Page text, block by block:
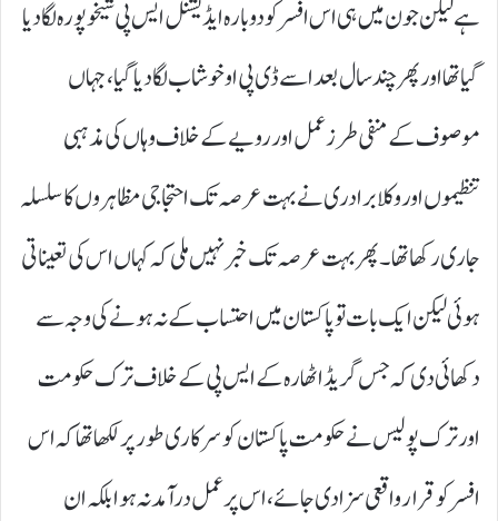
ہے لیکن جون میں ہی اس افسر کو دوبارہ ایڈیشنل ایس پی شیخوپورہ لگا دیا
گیا تھا اور پھر چند سال بعد اسے ڈی پی او خوشاب لگا دیا گیا، جہاں
موصوف کے منفی طرز عمل اور رویے کے خلاف وہاں کی مذہبی
تنظیموں اور وکلا برادری نے بہت عرصہ تک احتجاجی مظاہروں کا سلسلہ
جاری رکھا تھا۔ پھر بہت عرصہ تک خبر نہیں ملی کہ کہاں اس کی تعیناتی
ہوئی لیکن ایک بات تو پاکستان میں احتساب کے نہ ہونے کی وجہ سے
دکھائی دی کہ جس گریڈ اٹھارہ کے ایس پی کے خلاف ترک حکومت
اور ترک پولیس نے حکومت پاکستان کو سرکاری طور پر لکھا تھا کہ اس
افسر کو قرار واقعی سزا دی جائے، اس پر عمل درآمد نہ ہوا بلکہ ان